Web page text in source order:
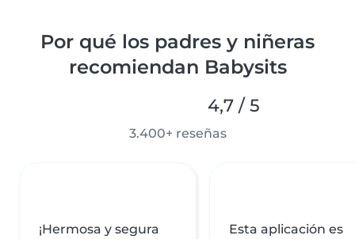
Por qué los padres y niñeras
recomiendan Babysits
4,7 / 5
3.400+ reseñas
¡Hermosa y segura
Esta aplicación es